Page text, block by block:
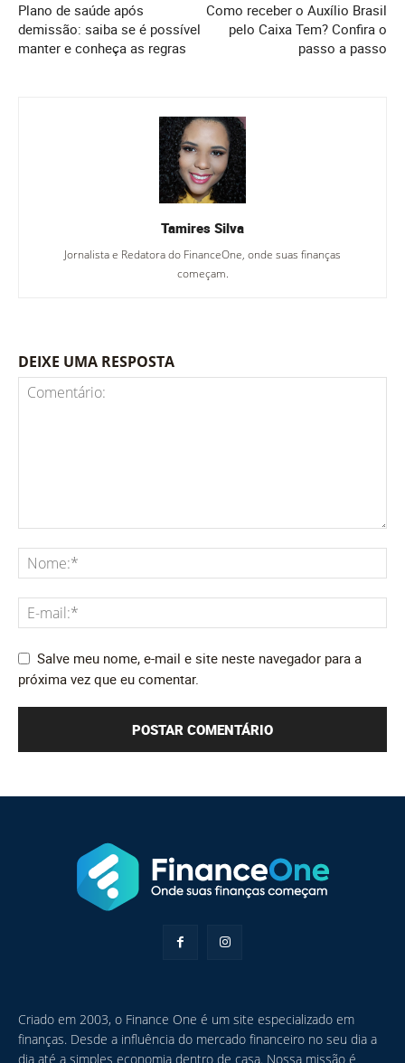
Plano de saúde após
demissão: saiba se é possível
manter e conheça as regras
Como receber o Auxílio Brasil
pelo Caixa Tem? Confira o
passo a passo
Tamires Silva
Jornalista e Redatora do FinanceOne, onde suas finanças
começam.
DEIXE UMA RESPOSTA
Salve meu nome, e-mail e site neste navegador para a
próxima vez que eu comentar.
Criado em 2003, o Finance One é um site especializado em
finanças. Desde a influência do mercado financeiro no seu dia a
dia até a simples economia dentro de casa. Nossa missão é